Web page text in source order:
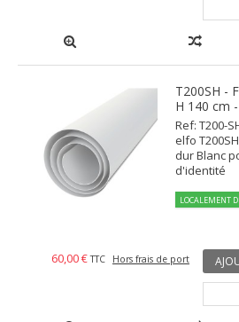
T200SH -
H 140 cm
Ref: T200-
elfo
dur Blanc
d'identité
LOCALEMENT
60,00 € TTC Hors frais de port